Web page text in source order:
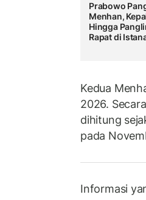
Prabowo
Menhan,
Hingga
Rapat di
Kedua
2026.
dihitung
pada
Informasi